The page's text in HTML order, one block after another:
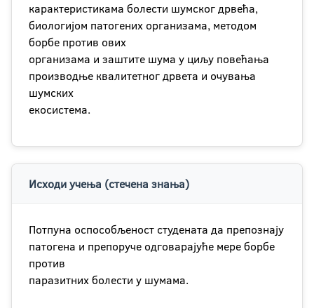
карактеристикама болести шумског дрвећа,
биологијом патогених организама, методом
борбе против ових
организама и заштите шума у циљу повећања
производње квалитетног дрвета и очувања
шумских
екосистема.
Исходи учења (стечена знања)
Потпуна оспособљеност студената да препознају
патогена и препоруче одговарајуће мере борбе
против
паразитних болести у шумама.